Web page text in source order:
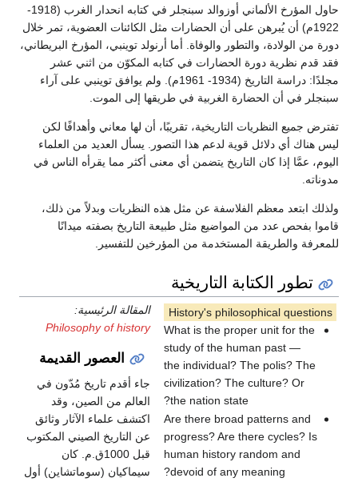
حاول المؤرخ الألماني أوزوالد سبنجلر في كتابه انحدار الغرب (1918-
1922م) أن يُبرهن على أن الحضارات مثل الكائنات العضوية، تمر خلال
دورة من الولادة، والتطور والوفاة. أما أرنولد توينبي، المؤرخ البريطاني،
فقد قدم نظرية دورة الحضارات في كتابه المكوّن من اثني عشر
مجلدًا: دراسة التاريخ (1934- 1961م). ولم يوافق توينبي على آراء
سبنجلر في أن الحضارة الغربية في طريقها إلى الموت.
تفترض جميع النظريات التاريخية، تقريبًا، أن لها معاني وأهدافًا لكن
ليس هناك أي دلائل قوية لدعم هذا التصور. يسأل العديد من العلماء
اليوم، عمَّا إذا كان التاريخ يتضمن أي معنى أكثر مما يقرأه الناس في
مدوناته.
ولذلك ابتعد معظم الفلاسفة عن مثل هذه النظريات وبدلاً من ذلك،
قاموا بفحص عدد من المواضيع مثل طبيعة التاريخ بصفته ميدانًا
للمعرفة والطريقة المستخدمة من المؤرخين للتفسير.
تطور الكتابة التاريخية
History's philosophical questions
What is the proper unit for the
study of the human past —
the individual? The polis? The
civilization? The culture? Or
the nation state?
Are there broad patterns and
progress? Are there cycles? Is
human history random and
devoid of any meaning?
المقالة الرئيسية:
Philosophy of history
العصور القديمة
جاء أقدم تاريخ مُدّون في
العالم من الصين، وقد
اكتشف علماء الآثار وثائق
عن التاريخ الصيني المكتوب
قبل 1000ق.م. كان
سيماكيان (سوماتشاين) أول